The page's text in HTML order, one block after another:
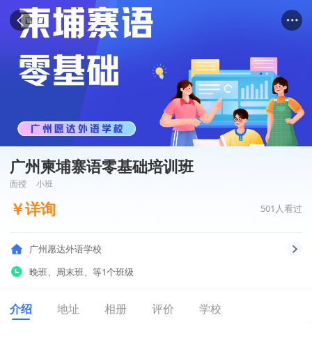
广州柬埔寨语零基础培训班
面授 小班
￥详询 501 人看过
广州愿达外语学校
晚班
周末班 等1个班级
介绍 地址 相册 评价 学校